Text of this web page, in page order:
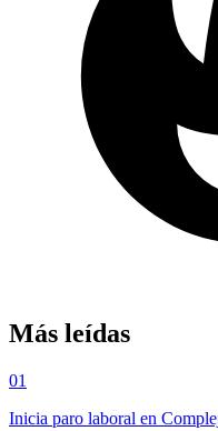
Más leídas
01
Inicia paro laboral en